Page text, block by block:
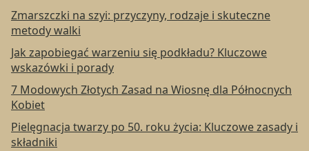
Zmarszczki na szyi: przyczyny, rodzaje i skuteczne
metody walki
Jak zapobiegać warzeniu się podkładu? Kluczowe
wskazówki i porady
7 Modowych Złotych Zasad na Wiosnę dla Północnych
Kobiet
Pielęgnacja twarzy po 50. roku życia: Kluczowe zasady i
składniki